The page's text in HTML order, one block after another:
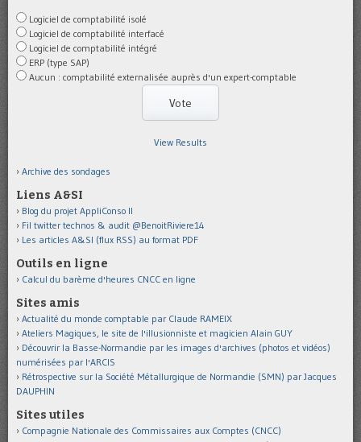
Logiciel de comptabilité isolé
Logiciel de comptabilité interfacé
Logiciel de comptabilité intégré
ERP (type SAP)
Aucun : comptabilité externalisée auprès d'un expert-comptable
View Results
Archive des sondages
Liens A&SI
Blog du projet AppliConso II
Fil twitter technos & audit @BenoitRiviere14
Les articles A&SI (flux RSS) au format PDF
Outils en ligne
Calcul du barème d'heures CNCC en ligne
Sites amis
Actualité du monde comptable par Claude RAMEIX
Ateliers Magiques, le site de l'illusionniste et magicien Alain GUY
Découvrir la Basse-Normandie par les images d'archives (photos et vidéos)
numérisées par l'ARCIS
Rétrospective sur la Société Métallurgique de Normandie (SMN) par Jacques
DAUPHIN
Sites utiles
Compagnie Nationale des Commissaires aux Comptes (CNCC)